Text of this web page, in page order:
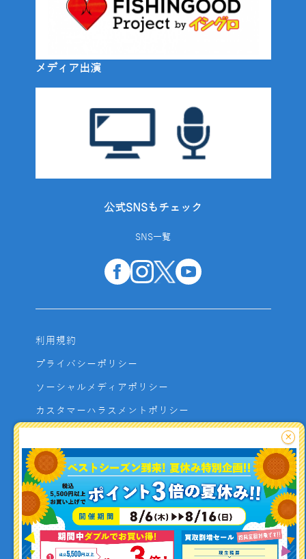
釣り情報を
投稿する
メディア出演
公式SNSもチェック
SNS一覧
利用規約
プライバシーポリシー
ソーシャルメディアポリシー
カスタマーハラスメントポリシー
よくあるご質問
お問い合わせ
利用者資金の保全方法
×